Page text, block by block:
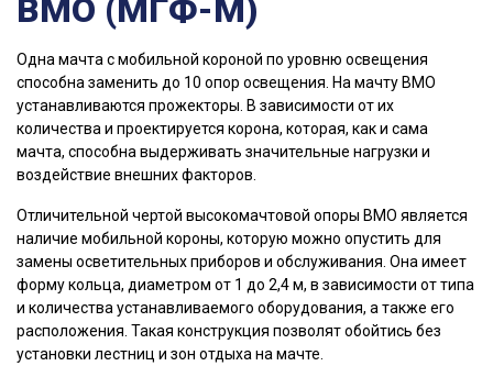
ВМО (МГФ-М)
Одна мачта с мобильной короной по уровню освещения
способна заменить до 10 опор освещения. На мачту ВМО
устанавливаются прожекторы. В зависимости от их
количества и проектируется корона, которая, как и сама
мачта, способна выдерживать значительные нагрузки и
воздействие внешних факторов.
Отличительной чертой высокомачтовой опоры ВМО является
наличие мобильной короны, которую можно опустить для
замены осветительных приборов и обслуживания. Она имеет
форму кольца, диаметром от 1 до 2,4 м, в зависимости от типа
и количества устанавливаемого оборудования, а также его
расположения. Такая конструкция позволят обойтись без
установки лестниц и зон отдыха на мачте.